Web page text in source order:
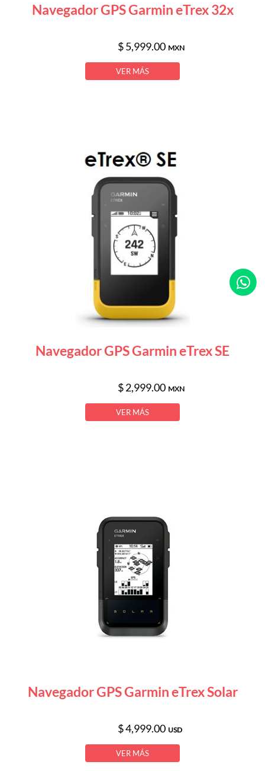
Navegador GPS Garmin eTrex 32x
$ 5,999.00 MXN
VER MÁS
Navegador GPS Garmin eTrex SE
$ 2,999.00 MXN
VER MÁS
Navegador GPS Garmin eTrex Solar
$ 4,999.00 USD
VER MÁS